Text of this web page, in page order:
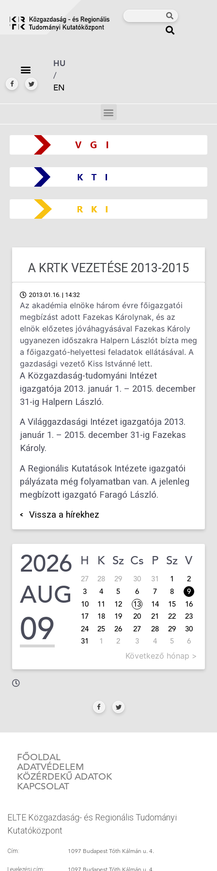
HU
/
EN
A KRTK VEZETÉSE 2013-2015
2013.01.16. | 14:32
Az akadémia elnöke három évre főigazgatói
megbízást adott Fazekas Károlynak, és az
elnök előzetes jóváhagyásával Fazekas Károly
ugyanezen időszakra Halpern Lászlót bízta meg
a főigazgató-helyettesi feladatok ellátásával. A
gazdasági vezető Kiss Istvánné lett.
A Közgazdaság-tudomyáni Intézet
igazgatója 2013. január 1. – 2015. december
31-ig Halpern László.
A Világgazdasági Intézet igazgatója 2013.
január 1. – 2015. december 31-ig Fazekas
Károly.
A Regionális Kutatások Intézete igazgatói
pályázata még folyamatban van. A jelenleg
megbízott igazgató Faragó László.
Vissza a hírekhez
2026
AUG
09
H K Sz Cs P Sz V
27 28 29 30 31 1
2
3
4 5 6 7 8
9
10
11 12 13 14 15
16
17
18 19 20 21 22
23
24
25 26 27 28 29
30
31
1 2 3 4 5 6
Következő hónap >
FŐOLDAL
ADATVÉDELEM
KÖZÉRDEKŰ ADATOK
KAPCSOLAT
ELTE Közgazdaság- és Regionális Tudományi
Kutatóközpont
Cím: 1097 Budapest Tóth Kálmán u. 4.
Levelezési cím: 1097 Budapest Tóth Kálmán u. 4.